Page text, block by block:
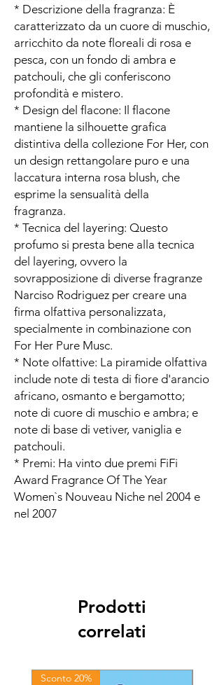
* Descrizione della fragranza: È
caratterizzato da un cuore di muschio,
arricchito da note floreali di rosa e
pesca, con un fondo di ambra e
patchouli, che gli conferiscono
profondità e mistero.
* Design del flacone: Il flacone
mantiene la silhouette grafica
distintiva della collezione For Her, con
un design rettangolare puro e una
laccatura interna rosa blush, che
esprime la sensualità della
fragranza.
* Tecnica del layering: Questo
profumo si presta bene alla tecnica
del layering, ovvero la
sovrapposizione di diverse fragranze
Narciso Rodriguez per creare una
firma olfattiva personalizzata,
specialmente in combinazione con
For Her Pure Musc.
* Note olfattive: La piramide olfattiva
include note di testa di fiore d'arancio
africano, osmanto e bergamotto;
note di cuore di muschio e ambra; e
note di base di vetiver, vaniglia e
patchouli.
* Premi: Ha vinto due premi FiFi
Award Fragrance Of The Year
Women`s Nouveau Niche nel 2004 e
nel 2007
Prodotti
correlati
Sconto 20%